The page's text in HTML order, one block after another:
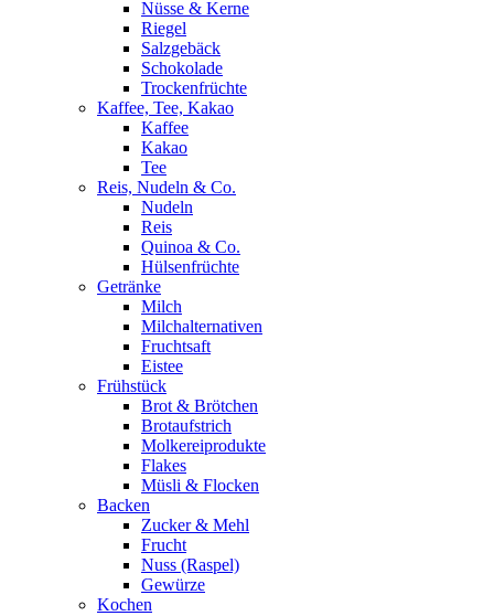
Nüsse & Kerne
Riegel
Salzgebäck
Schokolade
Trockenfrüchte
Kaffee, Tee, Kakao
Kaffee
Kakao
Tee
Reis, Nudeln & Co.
Nudeln
Reis
Quinoa & Co.
Hülsenfrüchte
Getränke
Milch
Milchalternativen
Fruchtsaft
Eistee
Frühstück
Brot & Brötchen
Brotaufstrich
Molkereiprodukte
Flakes
Müsli & Flocken
Backen
Zucker & Mehl
Frucht
Nuss (Raspel)
Gewürze
Kochen